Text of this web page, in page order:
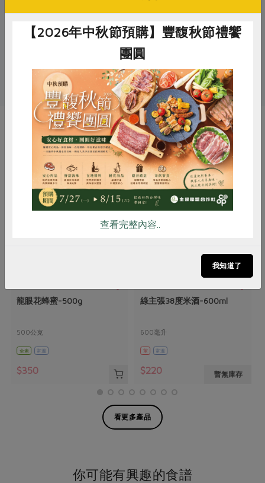
關鍵字
# 佳昌養蜂園
# 蜂蜜
你可能有興趣的產品
龍眼花蜂蜜-500g
500公克
全素 常溫
$350
綠主張38度米酒-600ml
600毫升
葷 常溫
$220 暫無庫存
看更多產品
你可能有興趣的食譜
惜食 RPET 食譜 減硝酸鹽
雞蛋 食安 共同購買
【2026年中秋節預購】豐馥秋節禮饗
團圓
查看完整內容..
我知道了